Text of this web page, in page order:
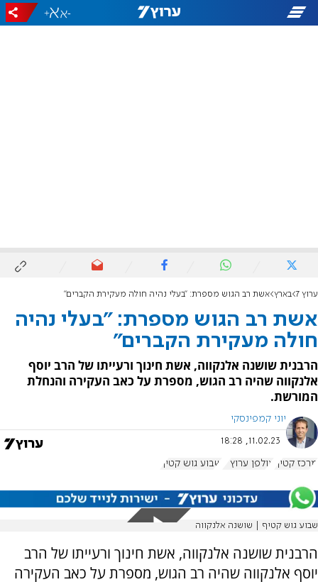
-
+
ערוץ 7 בארץ אשת רב הגוש מספרת: "בעלי נהיה חולה מעקירת הקברים"
אשת רב הגוש מספרת: "בעלי נהיה
חולה מעקירת הקברים"
הרבנית שושנה אלנקווה, אשת חינוך ורעייתו של הרב יוסף
אלנקווה שהיה רב הגוש, מספרת על כאב העקירה והנחלת
המורשת.
יוני קמפינסקי
11.02.23, 18:28
מרכז קטיף אולפן ערוץ 7 שבוע גוש קטיף
שבוע גוש קטיף | שושנה אלנקווה
הרבנית שושנה אלנקווה, אשת חינוך ורעייתו של הרב
יוסף אלנקווה שהיה רב הגוש, מספרת על כאב העקירה